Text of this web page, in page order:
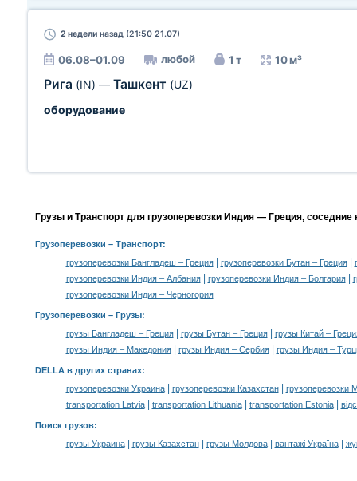
2 недели назад (21:50 21.07)
06.08–01.09 любой 1 т 10 м³
Рига (IN) — Ташкент (UZ)
оборудование
Грузы и Транспорт для грузоперевозки Индия — Греция, соседние
Грузоперевозки – Транспорт:
грузоперевозки Бангладеш – Греция| грузоперевозки Бутан – Греция|
грузоперевозки Индия – Албания| грузоперевозки Индия – Болгария|
грузоперевозки Индия – Черногория
Грузоперевозки – Грузы:
грузы Бангладеш – Греция| грузы Бутан – Греция|
грузы Китай –
грузы Индия – Македония| грузы Индия – Сербия| грузы Индия –
DELLA в других странах:
грузоперевозки Украина| грузоперевозки Казахстан|
грузоперевозки
transportation Latvia| transportation Lithuania| transportation Estonia|
Поиск грузов:
грузы Украина| грузы Казахстан| грузы Молдова| вантажі Україна|